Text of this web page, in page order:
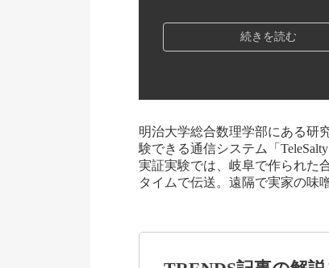
続きを読む
明治大学総合数理学部にある研
験できる通信システム「
実証実験では、岐阜で作られた
タイムで伝送。遠隔で実家の味